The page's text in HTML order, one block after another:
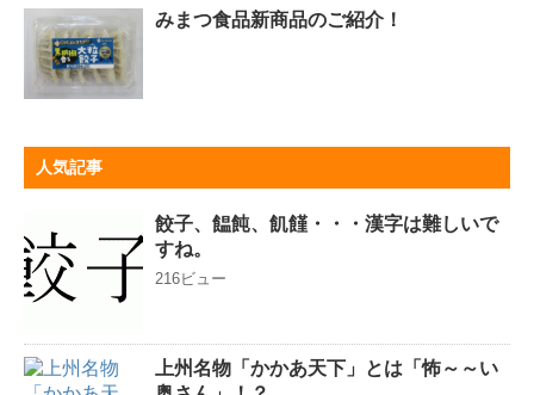
みまつ食品新商品のご紹介！
人気記事
餃子、饂飩、飢饉・・・漢字は難しいで
すね。
216ビュー
上州名物「かかあ天下」とは「怖～～い